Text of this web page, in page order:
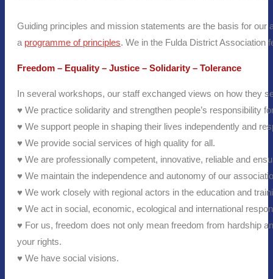
Guiding principles and mission statements are the basis for
a programme of principles. We in the Fulda District Association
Freedom – Equality – Justice – Solidarity – Tolerance
In several workshops, our staff exchanged views on how they
♥ We practice solidarity and strengthen people’s responsibility
♥ We support people in shaping their lives independently and
♥ We provide social services of high quality for all.
♥ We are professionally competent, innovative, reliable and
♥ We maintain the independence and autonomy of our
♥ We work closely with regional actors in the education and
♥ We act in social, economic, ecological and international
♥ For us, freedom does not only mean freedom from hardship
your rights.
♥ We have social visions.